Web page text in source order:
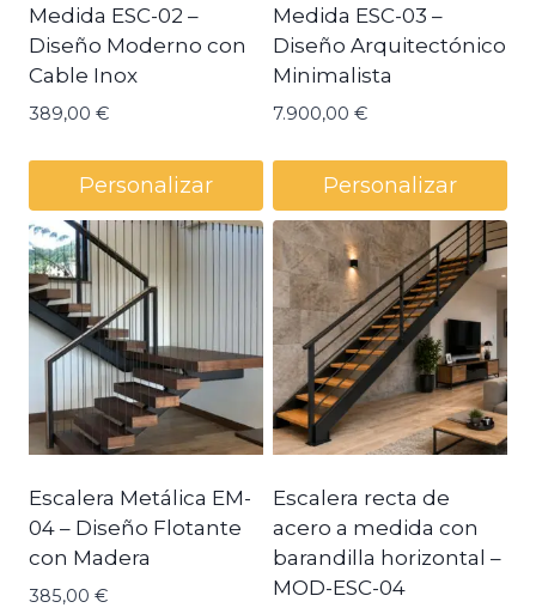
Medida ESC-02 –
Diseño Moderno con
Cable Inox
389,00 €
Personalizar
Medida ESC-03 –
Diseño Arquitectónico
Minimalista
7.900,00 €
Personalizar
Escalera Metálica EM-
04 – Diseño Flotante
con Madera
385,00 €
Escalera recta de
acero a medida con
barandilla horizontal –
MOD-ESC-04